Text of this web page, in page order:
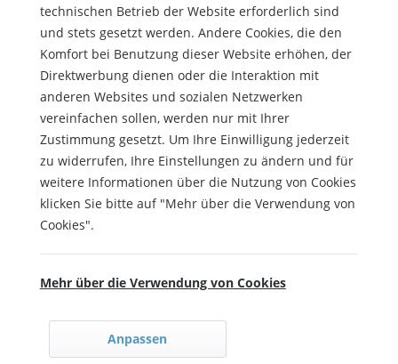
technischen Betrieb der Website erforderlich sind
und stets gesetzt werden. Andere Cookies, die den
Komfort bei Benutzung dieser Website erhöhen, der
Direktwerbung dienen oder die Interaktion mit
anderen Websites und sozialen Netzwerken
vereinfachen sollen, werden nur mit Ihrer
Zustimmung gesetzt. Um Ihre Einwilligung jederzeit
zu widerrufen, Ihre Einstellungen zu ändern und für
weitere Informationen über die Nutzung von Cookies
klicken Sie bitte auf "Mehr über die Verwendung von
Cookies".
Mehr über die Verwendung von Cookies
Anpassen